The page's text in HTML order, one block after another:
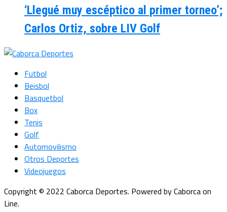
‘Llegué muy escéptico al primer torneo’;
Carlos Ortiz, sobre LIV Golf
Futbol
Beisbol
Basquetbol
Box
Tenis
Golf
Automovilismo
Otros Deportes
Videojuegos
Copyright © 2022 Caborca Deportes. Powered by Caborca on
Line.